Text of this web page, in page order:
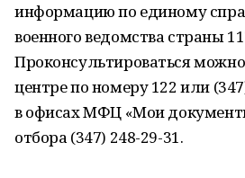
информацию по единому
военного ведомства страны
Проконсультироваться
центре по номеру 122 или
в офисах МФЦ «Мои
отбора (347) 248-29-31.